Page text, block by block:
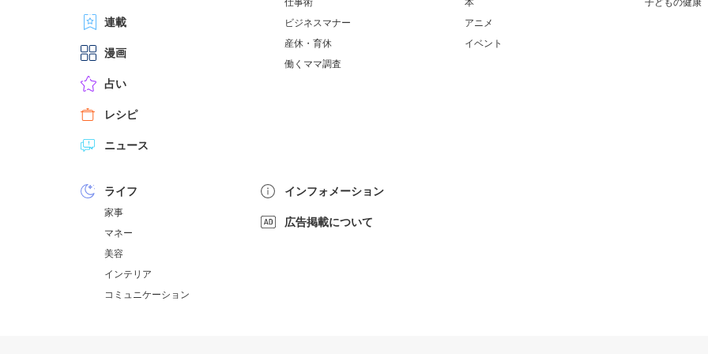
連載
漫画
占い
レシピ
ニュース
仕事術
ビジネスマナー
産休・育休
働くママ調査
本
アニメ
イベント
子どもの健康
ライフ
家事
マネー
美容
インテリア
コミュニケーション
インフォメーション
広告掲載について